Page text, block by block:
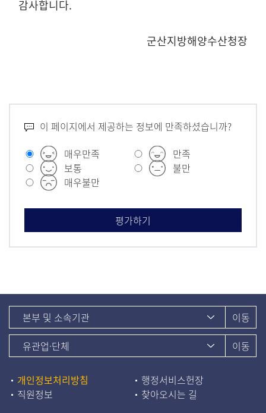
감사합니다.
군산지방해양수산청장
이 페이지에서 제공하는 정보에 만족하셨습니까?
매우만족
만족
보통
불만
매우불만
개인정보처리방침
행정서비스헌장
직원정보
찾아오시는 길